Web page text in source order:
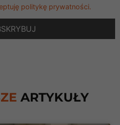
politykę prywatności.
ARTYKUŁY